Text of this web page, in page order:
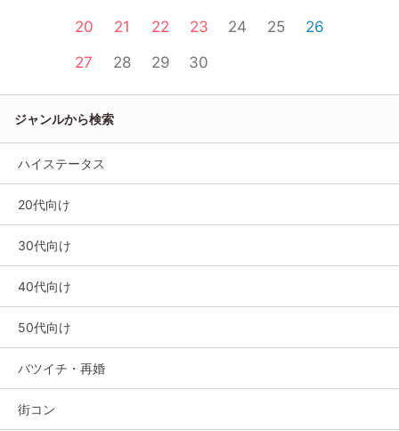
20 21 22 23 24 25
26
27
28 29 30
ジャンルから検索
ハイステータス
20代向け
30代向け
40代向け
50代向け
バツイチ・再婚
街コン